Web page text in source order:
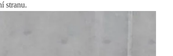
stranu.